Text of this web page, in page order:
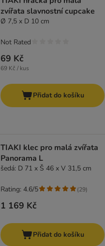
zvířata slavnostní cupcake
Ø 7,5 x D 10 cm
69 Kč
69 Kč / kus
Not Rated
Přidat do košíku
TIAKI klec pro malá zvířata
Panorama L
šedá: D 71 x Š 46 x V 31,5 cm
1 169 Kč
Rating: 4.6/5 (29)
Přidat do košíku